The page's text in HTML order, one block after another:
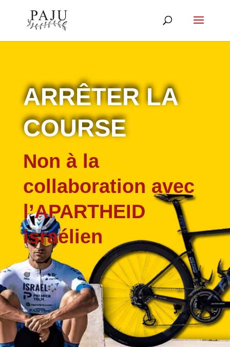
ARRÊTER LA
COURSE
Non à la
collaboration avec
l’APARTHEID
israélien